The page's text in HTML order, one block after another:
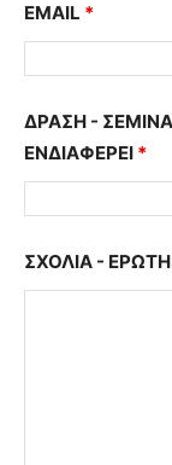
EMAIL *
ΔΡΑΣΗ -
ΕΝΔΙΑΦΕΡΕΙ *
ΣΧΟΛΙΑ -